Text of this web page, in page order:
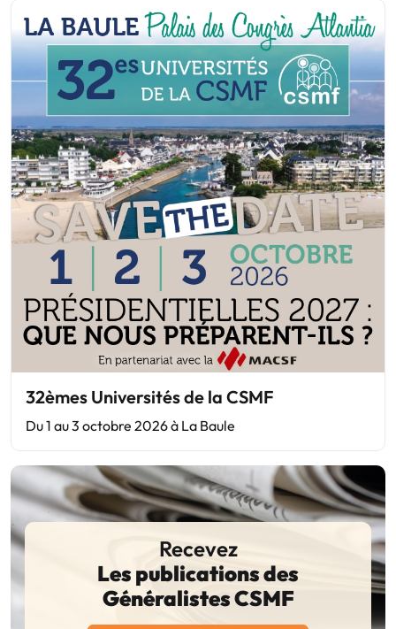
32èmes Universités de la CSMF
Du 1 au 3 octobre 2026 à La Baule
Recevez
Les publications des
Généralistes CSMF